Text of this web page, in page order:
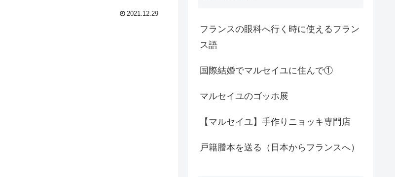
2021.12.29
フランスの眼科へ行く時に使えるフラン
ス語
国際結婚でマルセイユに住んで①
マルセイユのゴッホ展
【マルセイユ】手作りニョッキ専門店
戸籍謄本を送る（日本からフランスへ）